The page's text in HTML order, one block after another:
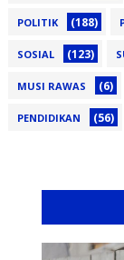
POLITIK (188)
SOSIAL (123)
MUSI RAWAS (6)
PENDIDIKAN (56)